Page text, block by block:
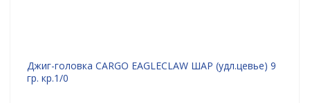
Джиг-головка CARGO EAGLECLAW ШАР (удл.цевье) 9
гр. кр.1/0